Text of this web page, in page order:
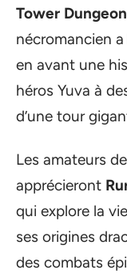
Tower Dungeon
nécromancien
en avant une
héros Yuva à
d’une tour
Les amateurs
apprécieront
qui explore la
ses origines
des combats